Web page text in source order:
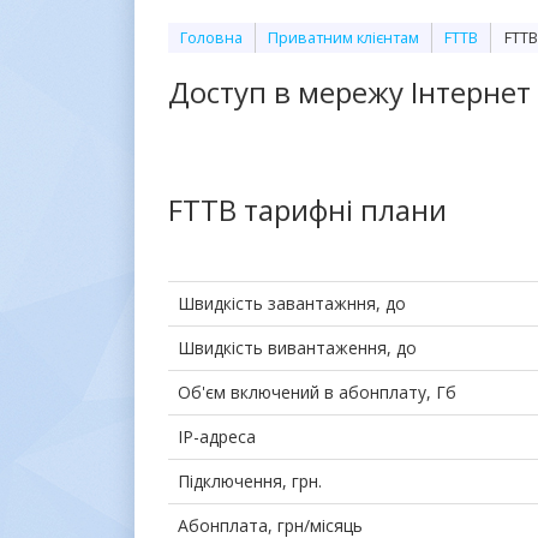
Головна Приватним клієнтам FTTB
Доступ в мережу
FTTB тарифні плани
Швидкість завантажння, до
Швидкість вивантаження, до
Об'єм включений в абонплату, Гб
IP-адреса
Підключення, грн.
Абонплата, грн/місяць